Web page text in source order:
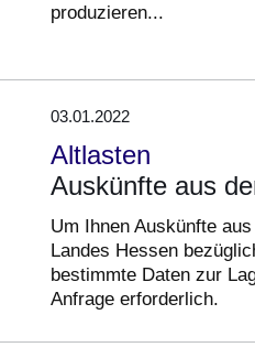
produzieren...
03.01.2022
Altlasten
Auskünfte aus
Um Ihnen Auskünfte
Landes Hessen
bestimmte Daten zur
Anfrage erforderlich.